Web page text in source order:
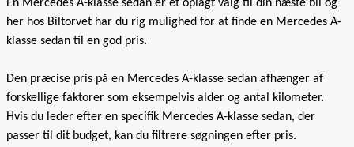
En Mercedes A-klasse sedan er et oplagt valg til din næste bil og
her hos Biltorvet har du rig mulighed for at finde en Mercedes A-
klasse sedan til en god pris.
Den præcise pris på en Mercedes A-klasse sedan afhænger af
forskellige faktorer som eksempelvis alder og antal kilometer.
Hvis du leder efter en specifik Mercedes A-klasse sedan, der
passer til dit budget, kan du filtrere søgningen efter pris.